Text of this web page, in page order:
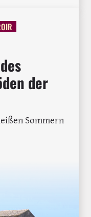
der
Sommern